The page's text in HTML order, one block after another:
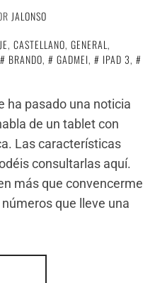
JALONSO
, CASTELLANO, GENERAL,
BRANDO, GADMEI, IPAD 3,
ha pasado una noticia
de un tablet con
Las características
consultarlas aquí.
más que convencerme
que lleve una